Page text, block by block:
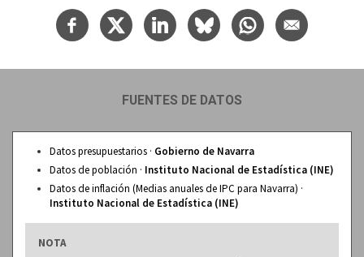
FUENTES DE DATOS
Datos presupuestarios · Gobierno de Navarra
Datos de población · Instituto Nacional de Estadística (INE)
Datos de inflación (Medias anuales de IPC para Navarra) ·
Instituto Nacional de Estadística (INE)
NOTA